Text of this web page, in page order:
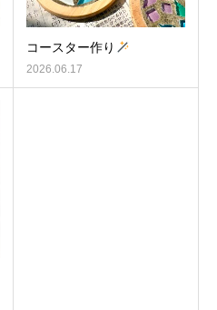
コースター作り
2026.06.17